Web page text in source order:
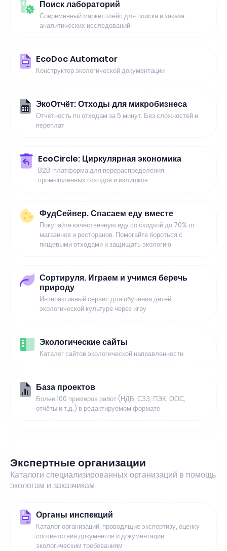
Поиск лабораторий
Современный маркетплейс для поиска и заказа
аналитических исследований
EcoDoc Automator
Конструктор экологической документации
ЭкоОтчёт: Отходы для микробизнеса
Отчётность по отходам за 5 минут. Без сложностей и
переплат
EcoCircle: Циркулярная экономика
B2B-платформа для перераспределения
промышленных отходов и излишков
ФудСейвер. Спасаем еду вместе
Покупайте качественную еду со скидкой до 70% от
магазинов и ресторанов. Помогайте бороться с
пищевыми отходами и защищать экологию
Сортируля. Играем и учимся беречь
природу
Интерактивный сервис для обучения детей
экологической культуре через игру
Экологические сайты
Каталог сайтов экологической направленности
База проектов
Более 100 примеров работ (НДВ, СЗЗ, ПЭК, ООС,
отчёты и т.д.) в редактируемом формате
Экспертные организации
Каталоги специализированных организаций в помощь
экологам и заказчикам
Органы инспекций
Каталог организаций, проводящие экспертизу, оценку
соответствия документов и документации
экологическим требованиям